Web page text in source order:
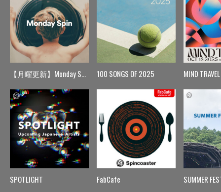
【月曜更新】Monday Spin
SPOTLIGHT
100 SONGS OF 2025
FabCafe
MIND TRAVEL
SUMMER